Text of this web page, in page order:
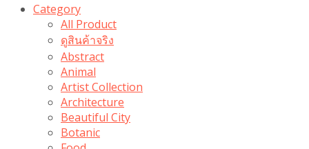
Category
All Product
ดูสินค้าจริง
Abstract
Animal
Artist Collection
Architecture
Beautiful City
Botanic